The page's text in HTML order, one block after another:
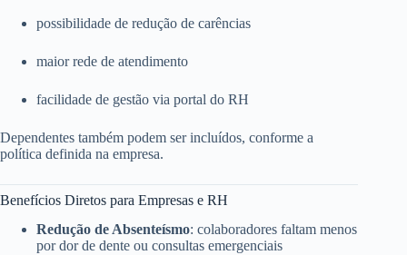
possibilidade de redução de carências
maior rede de atendimento
facilidade de gestão via portal do RH
Dependentes também podem ser incluídos, conforme a
política definida na empresa.
Benefícios Diretos para Empresas e RH
Redução de Absenteísmo: colaboradores faltam menos
por dor de dente ou consultas emergenciais